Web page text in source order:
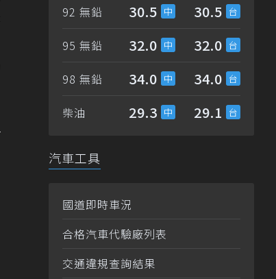
92 無鉛 30.5 30.5
95 無鉛 32.0 32.0
98 無鉛 34.0 34.0
柴油 29.3 29.1
汽車工具
國道即時車況
合格汽車代驗廠列表
交通違規查詢結果